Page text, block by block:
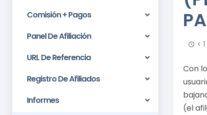
Comisión + Pagos
Panel De Afiliación
URL De Referencia
Registro De Afiliados
Informes
<
Con
(el